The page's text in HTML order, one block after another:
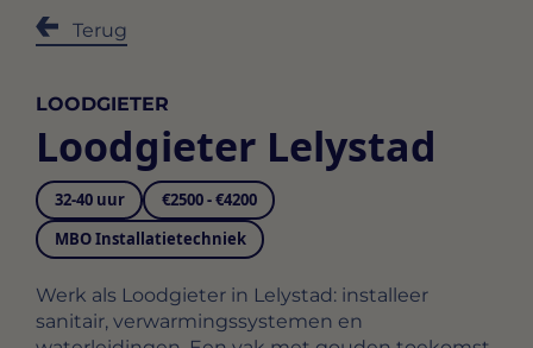
Terug
LOODGIETER
Loodgieter Lelystad
32-40 uur
€2500 - €4200
MBO Installatietechniek
Werk als Loodgieter in Lelystad: installeer
sanitair, verwarmingssystemen en